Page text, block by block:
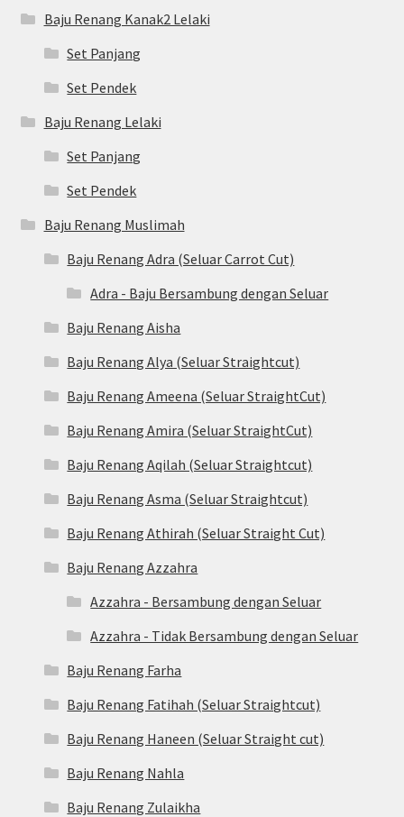
Baju Renang Kanak2 Lelaki
Set Panjang
Set Pendek
Baju Renang Lelaki
Set Panjang
Set Pendek
Baju Renang Muslimah
Baju Renang Adra (Seluar Carrot Cut)
Adra - Baju Bersambung dengan Seluar
Baju Renang Aisha
Baju Renang Alya (Seluar Straightcut)
Baju Renang Ameena (Seluar StraightCut)
Baju Renang Amira (Seluar StraightCut)
Baju Renang Aqilah (Seluar Straightcut)
Baju Renang Asma (Seluar Straightcut)
Baju Renang Athirah (Seluar Straight Cut)
Baju Renang Azzahra
Azzahra - Bersambung dengan Seluar
Azzahra - Tidak Bersambung dengan Seluar
Baju Renang Farha
Baju Renang Fatihah (Seluar Straightcut)
Baju Renang Haneen (Seluar Straight cut)
Baju Renang Nahla
Baju Renang Zulaikha